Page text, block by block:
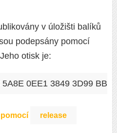
v úložišti balíků
podepsány pomocí
otisk je:
0EE1 3849 3D99
release